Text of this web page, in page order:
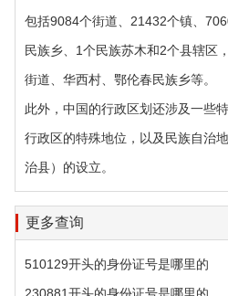
包括9084个街道、21432个镇、
民族乡、1个民族苏木和2个县辖区
街道、华西村、鄂伦春民族乡等。
此外，中国的行政区划还涉及一些
行政区的特殊地位，以及民族自治
治县）的设立。
更多查询
510129开头的身份证号是哪里的